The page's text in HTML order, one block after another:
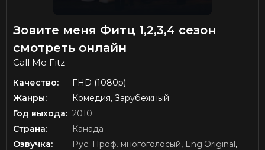
Зовите меня Фитц 1,2,3,4 сезон
смотреть онлайн
Call Me Fitz
Качество:
FHD (1080p)
Жанры:
Комедия, Зарубежный
Год выхода: 2010
Страна:
Канада
Озвучка:
Рус. Проф. многоголосый, Eng.Original,